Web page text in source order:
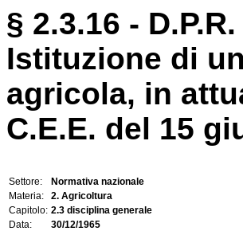
§ 2.3.16 -
Istituzione di
agricola, in
C.E.E. del 15
Settore:
Normativa nazionale
Materia:
2. Agricoltura
Capitolo: 2.3 disciplina generale
Data:
30/12/1965